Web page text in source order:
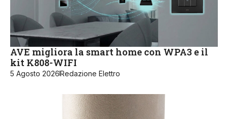
AVE migliora la smart home con WPA3 e il
kit K808-WIFI
5 Agosto 2026Redazione Elettro